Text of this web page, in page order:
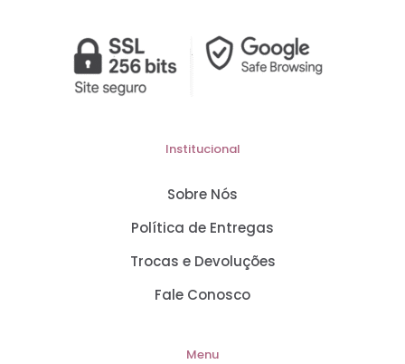
Institucional
Sobre Nós
Política de Entregas
Trocas e Devoluções
Fale Conosco
Menu